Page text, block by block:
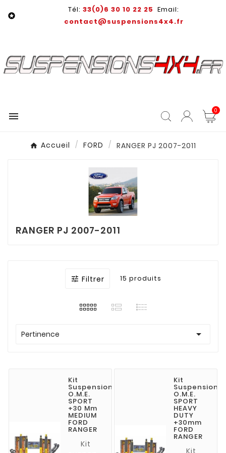

Tél: 33(0)6 30 10 22 25 Email:
contact@suspensions4x4.fr
 0
Accueil FORD RANGER PJ 2007-2011
RANGER PJ 2007-2011
 Filtrer 15 produits
Pertinence 
Kit
Suspension
O.M.E.
SPORT
+30 Mm
MEDIUM
FORD
RANGER
Kit
Kit
Suspension
O.M.E.
SPORT
HEAVY
DUTY
+30mm
FORD
RANGER